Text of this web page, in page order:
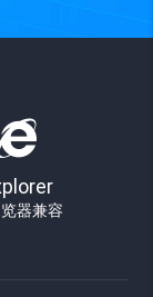
器兼容